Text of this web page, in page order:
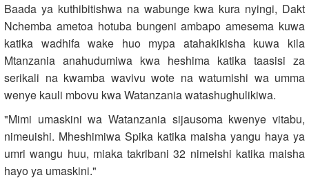
Baada ya kuthibitishwa na wabunge kwa kura nyingi, Dakt
Nchemba ametoa hotuba bungeni ambapo amesema kuwa
katika wadhifa wake huo mypa atahakikisha kuwa kila
Mtanzania anahudumiwa kwa heshima katika taasisi za
serikali na kwamba wavivu wote na watumishi wa umma
wenye kauli mbovu kwa Watanzania watashughulikiwa.
"Mimi umaskini wa Watanzania sijausoma kwenye vitabu,
nimeuishi. Mheshimiwa Spika katika maisha yangu haya ya
umri wangu huu, miaka takribani 32 nimeishi katika maisha
hayo ya umaskini."